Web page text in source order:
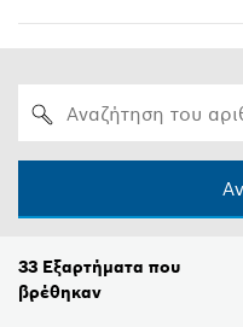
33 Εξαρτήματα που
βρέθηκαν